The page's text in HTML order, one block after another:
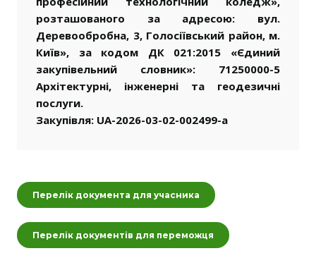
розташованого за адресою: вул.
Деревообробна, 3, Голосіївський район, м.
Київ», за кодом ДК 021:2015 «Єдиний
закупівельний словник»: 71250000-5
Архітектурні, інженерні та геодезичні
послуги.
Закупівля: UA-2026-03-02-002499-a
Перелік документа для учасника
Перелік документів для переможця